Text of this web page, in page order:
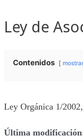
contenido
Ley de
Contenidos mostrar
Ley Orgánica 1/
Última